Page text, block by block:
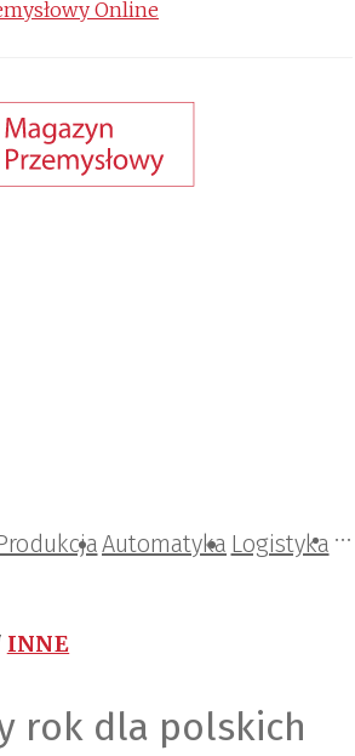
Automatyka Logistyka
i konstrukcje
IT
INNE
rok dla polskich
Online